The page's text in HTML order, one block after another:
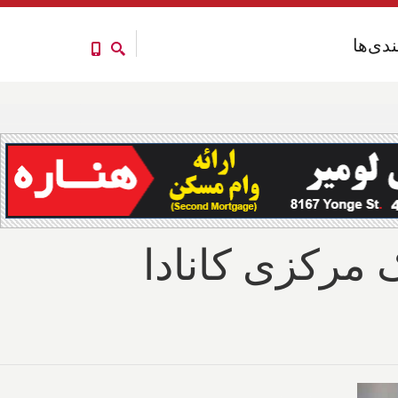
بانک مرکزی کانادا